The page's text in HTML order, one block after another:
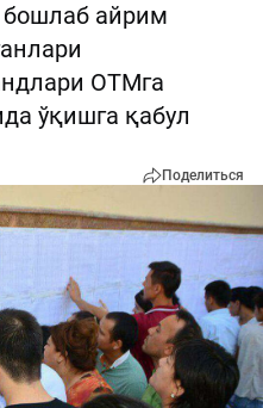
бошлаб айрим
ОТМга
ўқишга қабул
Поделиться